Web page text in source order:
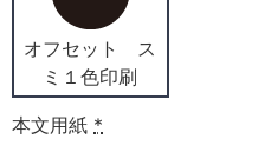
オフセット ス
ミ１色印刷
本文用紙 *